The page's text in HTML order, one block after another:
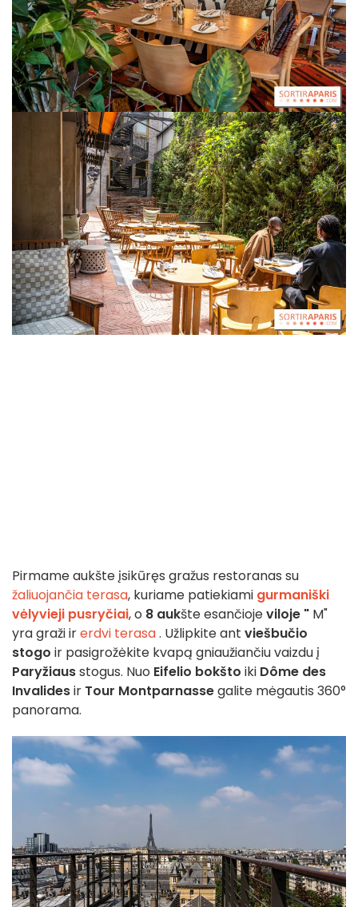
Pirmame aukšte įsikūręs gražus restoranas su
žaliuojančia terasa, kuriame patiekiami gurmaniški
vėlyvieji pusryčiai, o 8 aukšte esančiojeviloje " M"
yra graži irerdvi terasa. Užlipkite ant viešbučio
stogo ir pasigrožėkite kvapą gniaužiančiu vaizdu į
Paryžiausstogus. Nuo Eifelio bokšto iki Dôme des
Invalidesir Tour Montparnassegalite mėgautis 360°
panorama.